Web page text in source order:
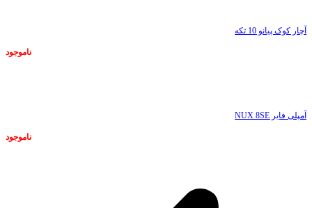
آچار کوک پیانو 10 تکه
ناموجود
آمپلی فایر NUX 8SE
ناموجود